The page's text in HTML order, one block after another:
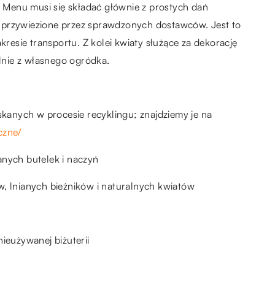
musi się składać głównie z prostych dań
przez sprawdzonych dostawców. Jest to
transportu. Z kolei kwiaty służące za dekorację
z własnego ogródka.
w procesie recyklingu; znajdziemy je na
butelek i naczyń
lnianych bieżników i naturalnych kwiatów
biżuterii